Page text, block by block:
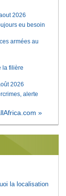
2026
eu besoin
armées au
la filière
2026
alerte
»
la localisation